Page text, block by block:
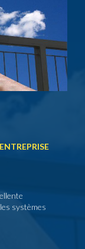
systèmes